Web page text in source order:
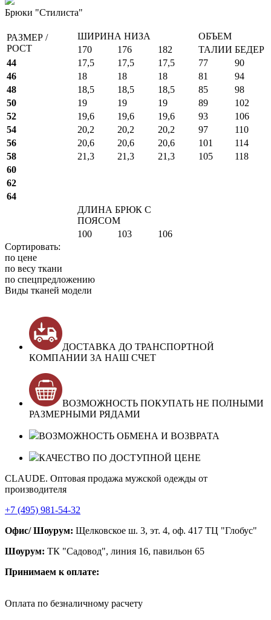
Брюки "Стилиста"
РАЗМЕР /
РОСТ
ШИРИНА НИЗА
ОБЪЕМ
170
176 182 ТАЛИИ БЕДЕР
44
17,5 17,5 17,5 77
90
46
18 18 18 81
94
48
18,5 18,5 18,5 85
98
50
19 19 19 89
102
52
19,6 19,6 19,6 93
106
54
20,2 20,2 20,2 97
110
56
20,6 20,6 20,6 101
114
58
21,3 21,3 21,3 105
118
60
62
64
ДЛИНА БРЮК С
ПОЯСОМ
100
103
106
Сортировать:
по цене
по весу ткани
по спецпредложению
Виды тканей модели
ДОСТАВКА ДО ТРАНСПОРТНОЙ
КОМПАНИИ ЗА НАШ СЧЕТ
ВОЗМОЖНОСТЬ ПОКУПАТЬ НЕ ПОЛНЫМИ
РАЗМЕРНЫМИ РЯДАМИ
ВОЗМОЖНОСТЬ ОБМЕНА И ВОЗВРАТА
КАЧЕСТВО ПО ДОСТУПНОЙ ЦЕНЕ
CLAUDE. Оптовая продажа мужской одежды от
производителя
+7 (495) 981-54-32
Офис/ Шоурум: Щелковское ш. 3, эт. 4, оф. 417 ТЦ "Глобус"
Шоурум: ТК "Садовод", линия 16, павильон 65
Принимаем к оплате:
Оплата по безналичному расчету